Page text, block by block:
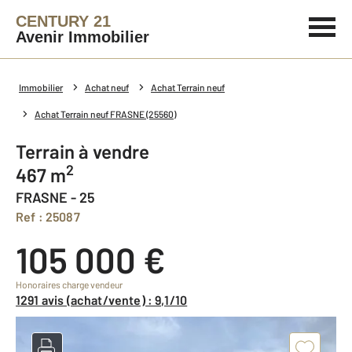
CENTURY 21
Avenir Immobilier
Immobilier Achat neuf Achat Terrain neuf
Achat Terrain neuf FRASNE (25560)
Terrain à vendre
467 m2
FRASNE - 25
Ref : 25087
105 000 €
Honoraires charge vendeur
1291 avis (achat/vente) : 9,1/10